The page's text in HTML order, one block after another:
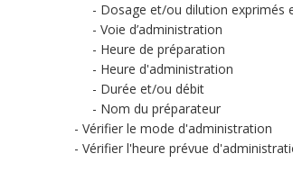
Dosage et/ou dilution exprimés
Voie d’administration
Heure de préparation
Heure d'administration
Durée et/ou débit
Nom du préparateur
Vérifier le mode d'administration
Vérifier l'heure prévue